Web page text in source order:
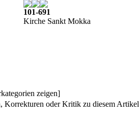
101-691
Kirche Sankt Mokka
zeigen]
oder Kritik zu diesem Artikel